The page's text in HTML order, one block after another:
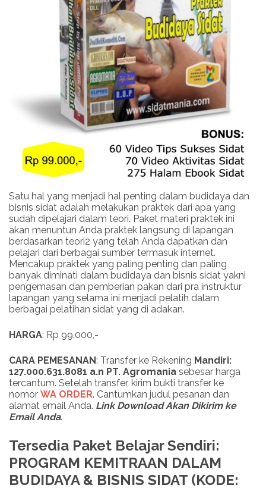
Satu hal yang menjadi hal penting dalam budidaya dan
bisnis sidat adalah melakukan praktek dari apa yang
sudah dipelajari dalam teori. Paket materi praktek ini
akan menuntun Anda praktek langsung di lapangan
berdasarkan teori2 yang telah Anda dapatkan dan
pelajari dari berbagai sumber termasuk internet.
Mencakup praktek yang paling penting dan paling
banyak diminati dalam budidaya dan bisnis sidat yakni
pengemasan dan pemberian pakan dari pra instruktur
lapangan yang selama ini menjadi pelatih dalam
berbagai pelatihan sidat yang di adakan.
HARGA: Rp 99.000,-
CARA PEMESANAN: Transfer ke Rekening Mandiri:
127.000.631.8081 a.n PT. Agromania sebesar harga
tercantum. Setelah transfer, kirim bukti transfer ke
nomor WA ORDER. Cantumkan judul pesanan dan
alamat email Anda. LinkDownloadAkan Dikirim ke
Email Anda.
Tersedia Paket Belajar Sendiri:
PROGRAM KEMITRAAN DALAM
BUDIDAYA & BISNIS SIDAT (KODE: